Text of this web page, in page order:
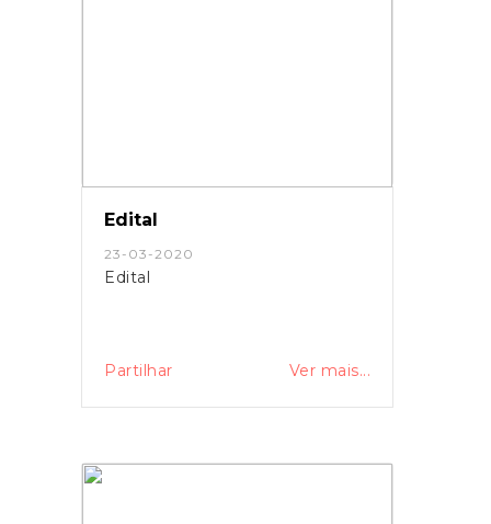
Edital
23-03-2020
Edital
Partilhar Ver mais...